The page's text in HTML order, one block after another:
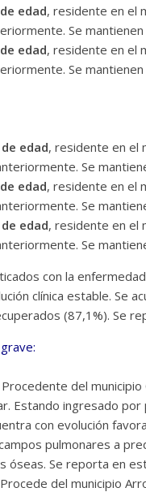
edad, residente en el
Se
edad, residente en el
Se
edad, residente en el
Se
edad, residente en el
Se
edad, residente en el
Se
con la
clínica estable. Se
(87,1%). Se
Procedente del
Estando ingresado
con evolución
pulmonares a
óseas. Se reporta en
del municipio
efímera Torre
21 septiembre, 2024